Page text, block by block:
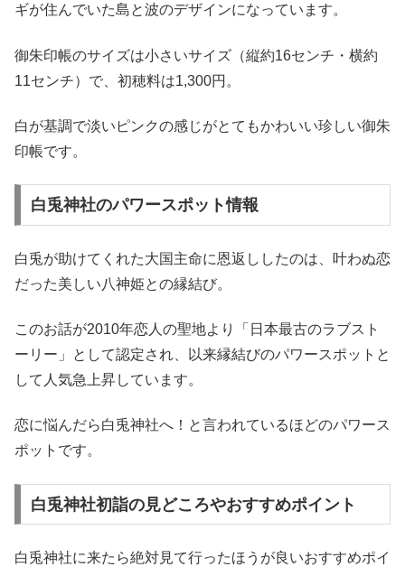
ギが住んでいた島と波のデザインになっています。
御朱印帳のサイズは小さいサイズ（縦約16センチ・横約
11センチ）で、初穂料は1,300円。
白が基調で淡いピンクの感じがとてもかわいい珍しい御朱
印帳です。
白兎神社のパワースポット情報
白兎が助けてくれた大国主命に恩返ししたのは、叶わぬ恋
だった美しい八神姫との縁結び。
このお話が2010年恋人の聖地より「日本最古のラブスト
ーリー」として認定され、以来縁結びのパワースポットと
して人気急上昇しています。
恋に悩んだら白兎神社へ！と言われているほどのパワース
ポットです。
白兎神社初詣の見どころやおすすめポイント
白兎神社に来たら絶対見て行ったほうが良いおすすめポイ